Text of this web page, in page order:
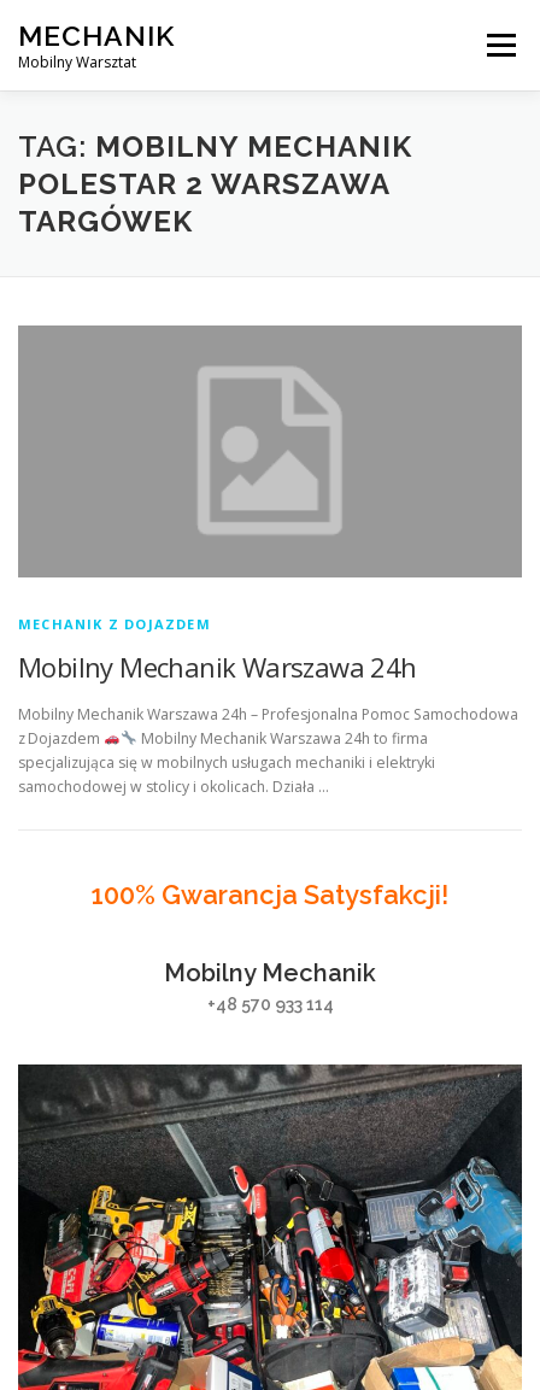
content
MECHANIK
Mobilny Warsztat
Menu
MOBILNY MECHANIK ELEKTRYK SAMOCHODOWY
BLOG KONTAKT
TAG: MOBILNY MECHANIK
POLESTAR 2 WARSZAWA
TARGÓWEK
MECHANIK Z DOJAZDEM
Mobilny Mechanik Warszawa 24h
Mobilny Mechanik Warszawa 24h – Profesjonalna Pomoc Samochodowa
z Dojazdem
Mobilny Mechanik Warszawa 24h to firma
specjalizująca się w mobilnych usługach mechaniki i elektryki
samochodowej w stolicy i okolicach. Działa …
100% Gwarancja Satysfakcji!
Mobilny Mechanik
+48 570 933 114